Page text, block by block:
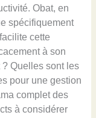
Obat, en
spécifiquement
cette
à son
Quelles sont les
pour une gestion
complet des
à considérer